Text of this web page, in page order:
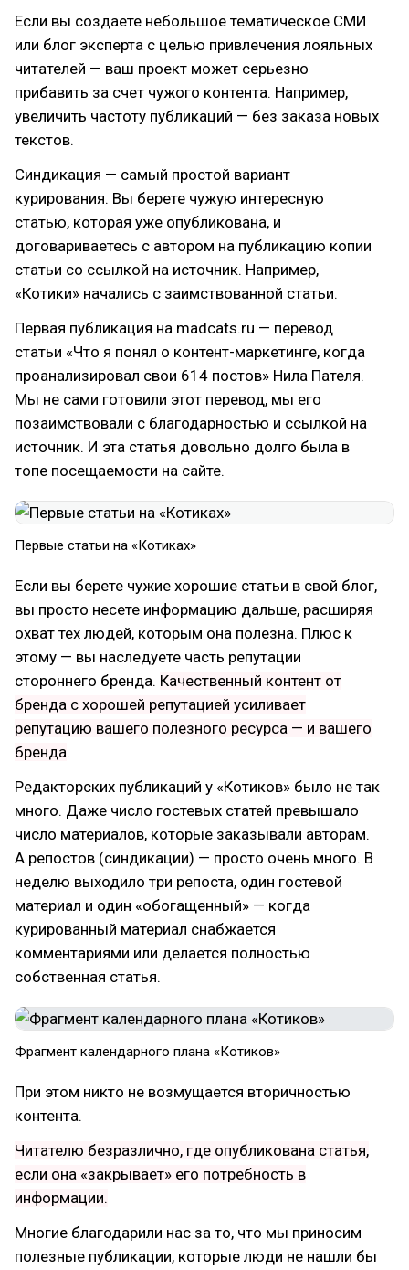
Если вы создаете небольшое тематическое СМИ
или блог эксперта с целью привлечения лояльных
читателей — ваш проект может серьезно
прибавить за счет чужого контента. Например,
увеличить частоту публикаций — без заказа новых
текстов.
Синдикация — самый простой вариант
курирования. Вы берете чужую интересную
статью, которая уже опубликована, и
договариваетесь с автором на публикацию копии
статьи со ссылкой на источник. Например,
«Котики» начались с заимствованной статьи.
Первая публикация на madcats.ru — перевод
статьи «Что я понял о контент-маркетинге, когда
проанализировал свои 614 постов» Нила Пателя.
Мы не сами готовили этот перевод, мы его
позаимствовали с благодарностью и ссылкой на
источник. И эта статья довольно долго была в
топе посещаемости на сайте.
Первые статьи на «Котиках»
Если вы берете чужие хорошие статьи в свой блог,
вы просто несете информацию дальше, расширяя
охват тех людей, которым она полезна. Плюс к
этому — вы наследуете часть репутации
стороннего бренда. Качественный контент от
бренда с хорошей репутацией усиливает
репутацию вашего полезного ресурса — и вашего
бренда.
Редакторских публикаций у «Котиков» было не так
много. Даже число гостевых статей превышало
число материалов, которые заказывали авторам.
А репостов (синдикации) — просто очень много. В
неделю выходило три репоста, один гостевой
материал и один «обогащенный» — когда
курированный материал снабжается
комментариями или делается полностью
собственная статья.
Фрагмент календарного плана «Котиков»
При этом никто не возмущается вторичностью
контента.
Читателю безразлично, где опубликована статья,
если она «закрывает» его потребность в
информации.
Многие благодарили нас за то, что мы приносим
полезные публикации, которые люди не нашли бы